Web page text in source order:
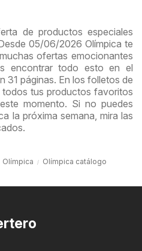
de productos especiales
05/06/2026 Olímpica te
ofertas emocionantes
encontrar todo esto en el
31 páginas. En los folletos de
tus productos favoritos
momento. Si no puedes
la próxima semana, mira las
Olímpica Olímpica catálogo